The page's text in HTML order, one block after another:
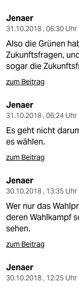
Jenaer
31.10.2018 , 06:30 Uhr
Also die Grünen
Zukunftsfragen,
sogar die
zum Beitrag
Jenaer
31.10.2018 , 06:24 Uhr
Es geht nicht
es wählen.
zum Beitrag
Jenaer
30.10.2018 , 13:35 Uhr
Wer nur das
deren Wahlkampf
sehen.
zum Beitrag
Jenaer
30.10.2018 , 12:25 Uhr